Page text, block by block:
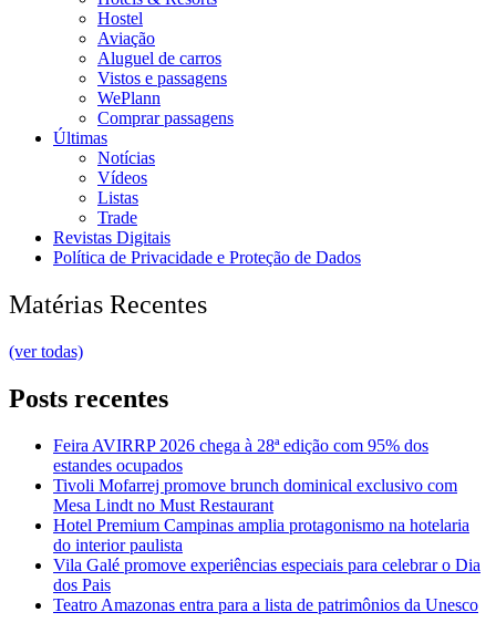
Hostel
Aviação
Aluguel de carros
Vistos e passagens
WePlann
Comprar passagens
Últimas
Notícias
Vídeos
Listas
Trade
Revistas Digitais
Política de Privacidade e Proteção de Dados
Matérias Recentes
(ver todas)
Posts recentes
Feira AVIRRP 2026 chega à 28ª edição com 95% dos
estandes ocupados
Tivoli Mofarrej promove brunch dominical exclusivo com
Mesa Lindt no Must Restaurant
Hotel Premium Campinas amplia protagonismo na hotelaria
do interior paulista
Vila Galé promove experiências especiais para celebrar o Dia
dos Pais
Teatro Amazonas entra para a lista de patrimônios da Unesco